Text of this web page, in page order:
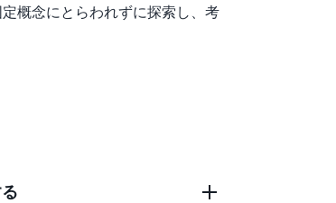
概念にとらわれずに探索し、考